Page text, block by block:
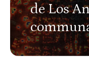
de Los